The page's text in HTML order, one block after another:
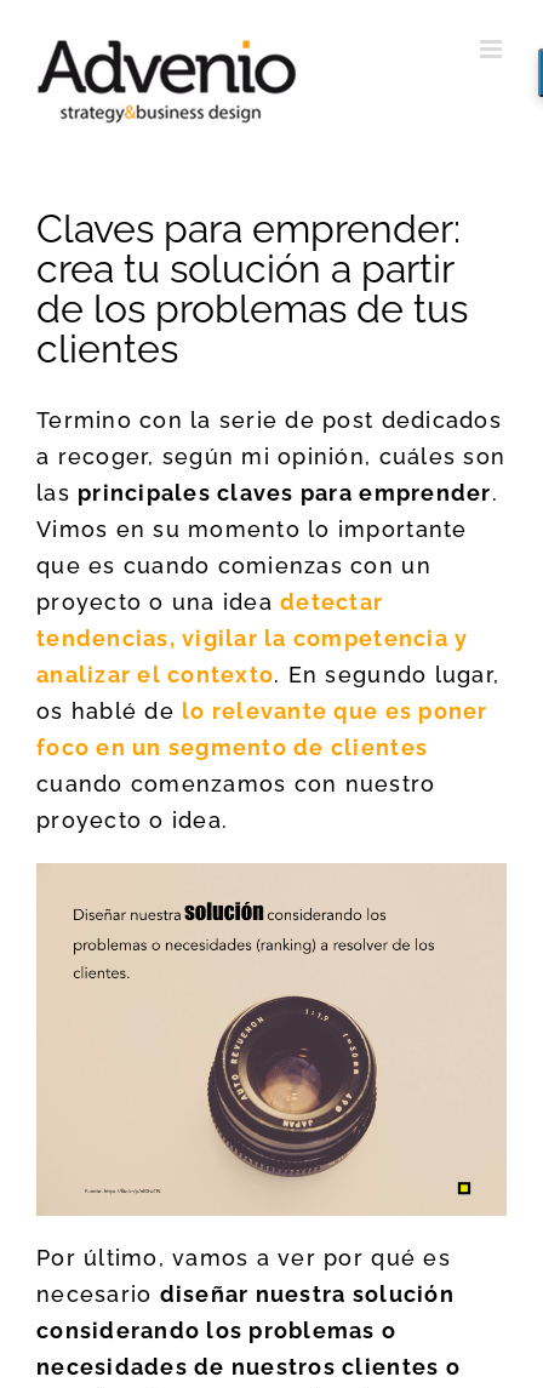
contenido
Claves para emprender:
crea tu solución a partir
de los problemas de tus
clientes
Termino con la serie de post dedicados
a recoger, según mi opinión, cuáles son
las principales claves para emprender.
Vimos en su momento lo importante
que es cuando comienzas con un
proyecto o una ideadetectar
tendencias, vigilar la competencia y
analizar el contexto. En segundo lugar,
os hablé de lo relevante que es poner
foco en un segmento de clientes
cuando comenzamos con nuestro
proyecto o idea.
Por último, vamos a ver por qué es
necesario diseñar nuestra solución
considerando los problemas o
necesidades de nuestros clientes o